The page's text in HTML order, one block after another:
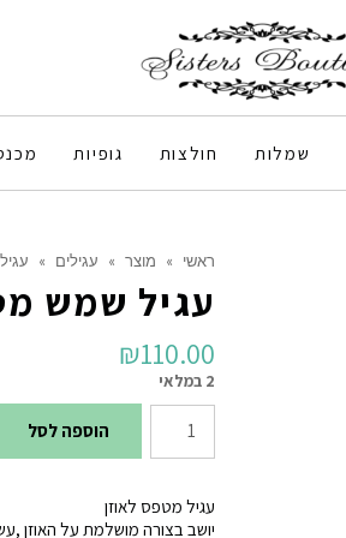
שמלות חולצות גופיות
ראשי » מוצר » עגילים »
עגיל שמש
₪110.00
2 במלאי
כמות
של
שמש
הוספה לסל
עגיל מטפס לאוזן
יושב בצורה מושלמת על האוזן